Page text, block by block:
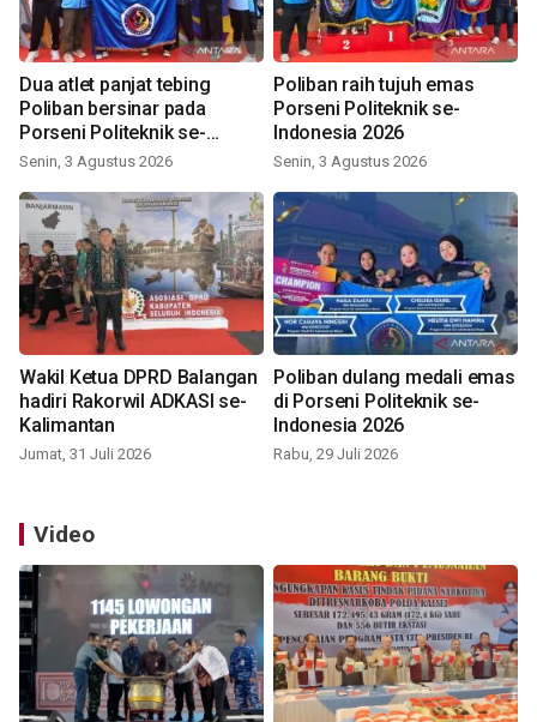
Dua atlet panjat tebing
Poliban bersinar pada
Porseni Politeknik se-
Indonesia 2026
Senin, 3 Agustus 2026
Poliban raih tujuh emas
Porseni Politeknik se-
Indonesia 2026
Senin, 3 Agustus 2026
Wakil Ketua DPRD Balangan
hadiri Rakorwil ADKASI se-
Kalimantan
Jumat, 31 Juli 2026
Poliban dulang medali emas
di Porseni Politeknik se-
Indonesia 2026
Rabu, 29 Juli 2026
Video